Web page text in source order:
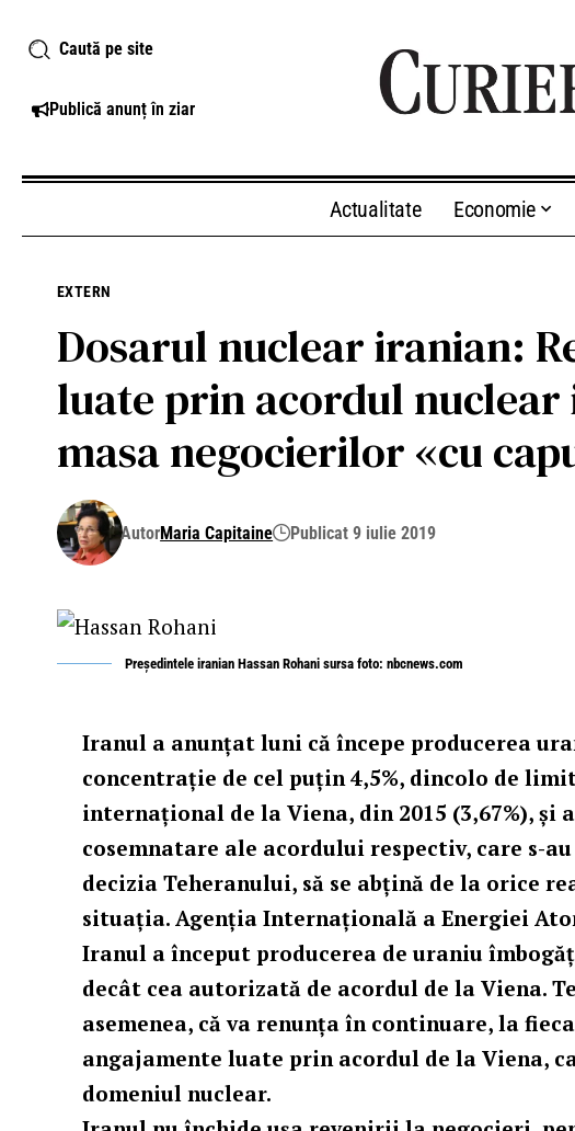
Caută pe site
Publică anunț în ziar
Actualitate Economie
EXTERN
Dosarul nuclear iranian:
luate prin acordul
masa negocierilor «cu
AutorMaria Capitaine Publicat 9 iulie 2019
Preşedintele iranian Hassan Rohani sursa foto: nbcnews.com
Iranul a anunțat luni că începe producerea
concentrație de cel puțin 4,5%, dincolo de
internațional de la Viena, din 2015 (3,67%), și
cosemnatare ale acordului respectiv, care s-
decizia Teheranului, să se abțină de la orice
situația. Agenția Internațională a Energiei
Iranul a început producerea de uraniu
decât cea autorizată de acordul de la Viena.
asemenea, că varenunţa în continuare, la
angajamente luate prin acordul de la Viena,
domeniul nuclear.